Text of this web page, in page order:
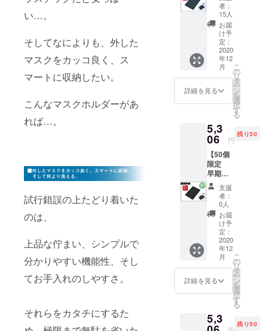
い…。
そしてなによりも、外した
マスクをカッコ良く、ス
マートに収納したい。
こんなマスクホルダーがあ
れば…。
試行錯誤の上たどり着いた
のは、
上品な佇まい、シンプルで
分かりやすい機能性、そし
てお手入れのしやすさ。
それらをカタチにするた
す。あ
らかじ
めご了
承くだ
さい。
※2020
年12月
中旬の
発送を
予定し
マスギ
フト用
として
お急ぎ
の方は
備考欄
にその
旨ご記
載くだ
さい。
ろ、 支
援者様
限定価
¥4,668
（消費
税・送
料込
み）で
お届け
デザイ
ン等、
一部変
更にな
る場合
がござ
いま
す。あ
らかじ
めご了
承くだ
さい。
※2020
年12月
中旬の
発送を
予定し
マスギ
フト用
30%OF
F】 限
定数：
30個 レ
ザーマ
スクホ
ルダー
（本体
色：ネ
イビー
ブ
ルー）×
般販売
予定価
格
¥6,582
（消費
税・送
料込
み）の
とこ
ろ、 支
援者様
限定価
¥4,668
（消費
税・送
料込
す。 ※
仕様、
者：
15人
お届
け予
定：
2020
年12
月
詳細を見る
こ
の
リ
タ
ー
ン
を
選
択
す
る
5,3
06 円
残り50
【50個
限定
早期割
引
20%OF
F】 限
定数：
50個 レ
ザーマ
スクホ
ルダー
（本体
色：ブ
ラッ
ク）× 1
個 一般
定価格
¥6,582
支援
者：
0人
お届
け予
定：
2020
年12
月
詳細を見る
こ
の
リ
タ
ー
ン
を
選
択
す
る
5,3 残り50